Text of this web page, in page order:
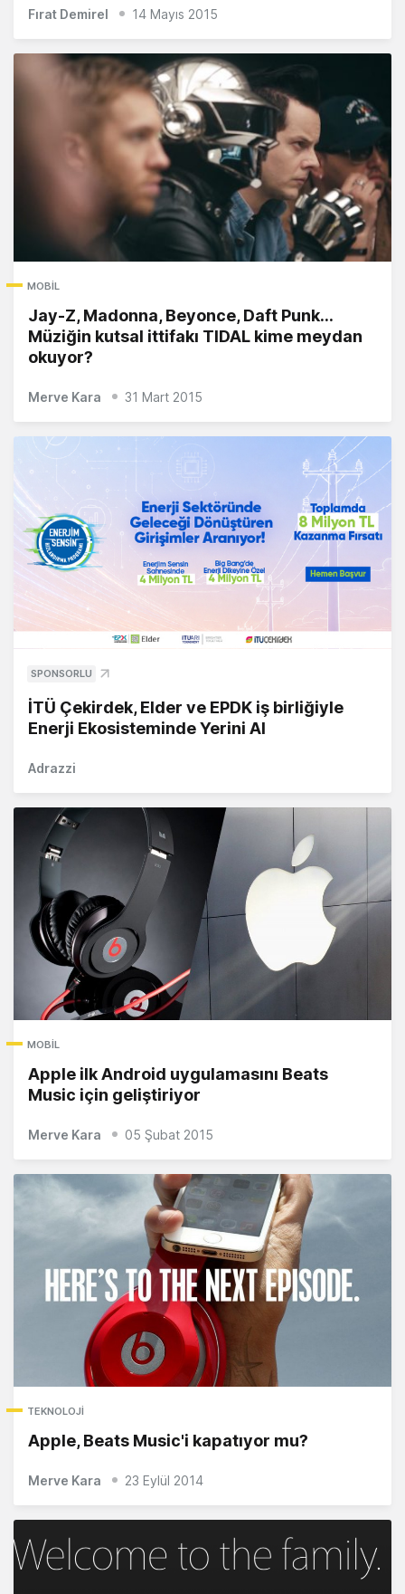
Fırat Demirel 14 Mayıs 2015
MOBIL
Jay-Z, Madonna, Beyonce, Daft Punk...
Müziğin kutsal ittifakı TIDAL kime meydan
okuyor?
Merve Kara 31 Mart 2015
SPONSORLU
İTÜ Çekirdek, Elder ve EPDK iş birliğiyle
Enerji Ekosisteminde Yerini Al
Adrazzi
MOBIL
Apple ilk Android uygulamasını Beats
Music için geliştiriyor
Merve Kara 05 Şubat 2015
TEKNOLOJI
Apple, Beats Music'i kapatıyor mu?
Merve Kara 23 Eylül 2014